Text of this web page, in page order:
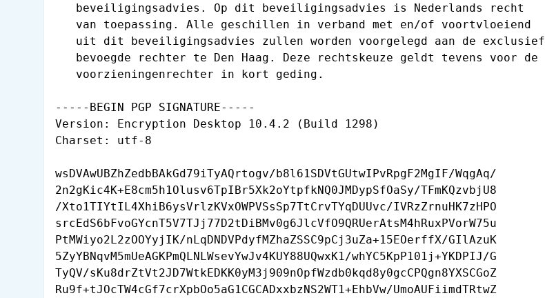
   beveiligingsadvies. Op dit beveiligingsadvies is Nederlands recht
   van toepassing. Alle geschillen in verband met en/of voortvloeiend
   uit dit beveiligingsadvies zullen worden voorgelegd aan de exclusief
   bevoegde rechter te Den Haag. Deze rechtskeuze geldt tevens voor de
   voorzieningenrechter in kort geding.
-----BEGIN PGP SIGNATURE-----
Version: Encryption Desktop 10.4.2 (Build 1298)
Charset: utf-8
wsDVAwUBZhZedbBAkGd79iTyAQrtogv/b8l61SDVtGUtwIPvRpgF2MgIF/WqgAq/
2n2gKic4K+E8cm5h1Olusv6TpIBr5Xk2oYtpfkNQ0JMDypSfOaSy/TFmKQzvbjU8
/Xto1TIYtIL4XhiB6ysVrlzKVxOWPVSsSp7TtCrvTYqDUUvc/IVRzZrnuHK7zHPO
srcEdS6bFvoGYcnT5V7TJj77D2tDiBMv0g6JlcVfO9QRUerAtsM4hRuxPVorW75u
PtMWiyo2L2zOOYyjIK/nLqDNDVPdyfMZhaZSSC9pCj3uZa+15EOerffX/GIlAzuK
5ZyYBNqvM5mUeAGKPmQLNLWsevYwJv4KUY88UQwxK1/whYC5KpP101j+YKDPIJ/G
TyQV/sKu8drZtVt2JD7WtkEDKK0yM3j909nOpfWzdb0kqd8y0gcCPQgn8YXSCGoZ
Ru9f+tJOcTW4cGf7crXpbOo5aG1CGCADxxbzNS2WT1+EhbVw/UmoAUFiimdTRtwZ